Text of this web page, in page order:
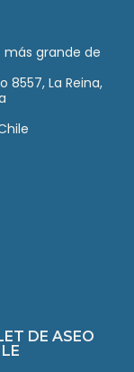
más grande de
8557, La Reina,
DE ASEO